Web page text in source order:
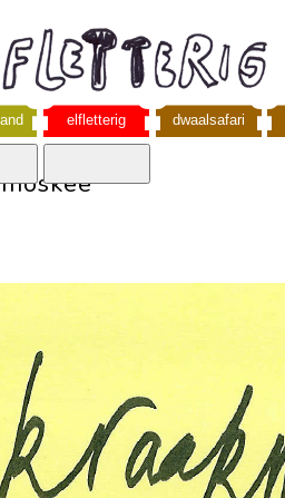
elfletterig dwaalsafari